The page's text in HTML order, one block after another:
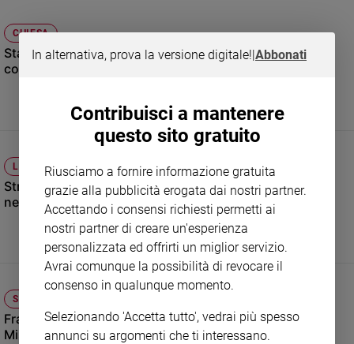
Libri
Musica
Arte
Genitori
e
figli
Nonni
Coppia
giovani
Adolescenza
Bioetica
CHIESA
Statua di don Lorenzo Milani inaugurata con frase
controversa. È polemica
LEGALITÀ E GIUSTIZIA
Strage di Bologna, il ricordo senza pace di una pagina
nera della Repubblica
SPORT
Franco Baresi, il saluto che svela il lato sentimentale di
Mister Arrigo Sacchi
In alternativa, prova la versione digitale!|Abbonati
Contribuisci a mantenere
questo sito gratuito
Riusciamo a fornire informazione gratuita
grazie alla pubblicità erogata dai nostri partner.
Accettando i consensi richiesti permetti ai
nostri partner di creare un'esperienza
personalizzata ed offrirti un miglior servizio.
Avrai comunque la possibilità di revocare il
consenso in qualunque momento.
Selezionando 'Accetta tutto', vedrai più spesso
annunci su argomenti che ti interessano.